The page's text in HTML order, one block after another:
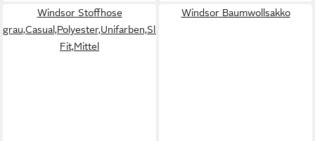
Windsor Stoffhose
grau,Casual,Polyester,Unifarben,Slim
Fit,Mittel
Windsor Baumwollsakko